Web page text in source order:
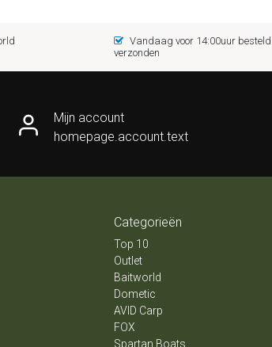
Vandaag voor 14:00uur
verzonden
Mijn account
homepage.account.text
Categorieën
Top 10
Outlet
Baitworld
Dometic
AVID Carp
FOX
Spartan Boats